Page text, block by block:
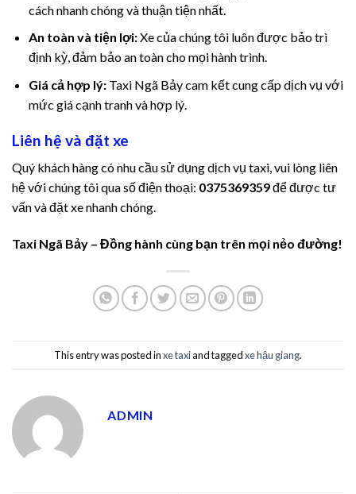
Maç Tv
Giriş
อนไลน์
giriş
giriş
cách nhanh chóng và thuận tiện nhất.
An toàn và tiện lợi:Xe của chúng tôi luôn được bảo trì
định kỳ, đảm bảo an toàn cho mọi hành trình.
Giá cả hợp lý:Taxi Ngã Bảy cam kết cung cấp dịch vụ với
mức giá cạnh tranh và hợp lý.
Liên hệ và đặt xe
Quý khách hàng có nhu cầu sử dụng dịch vụ taxi, vui lòng liên
hệ với chúng tôi qua số điện thoại: 0375369359để được tư
vấn và đặt xe nhanh chóng.
Taxi Ngã Bảy – Đồng hành cùng bạn trên mọi nẻo đường!
This entry was posted inxe taxiand taggedxe hậu giang.
ADMIN